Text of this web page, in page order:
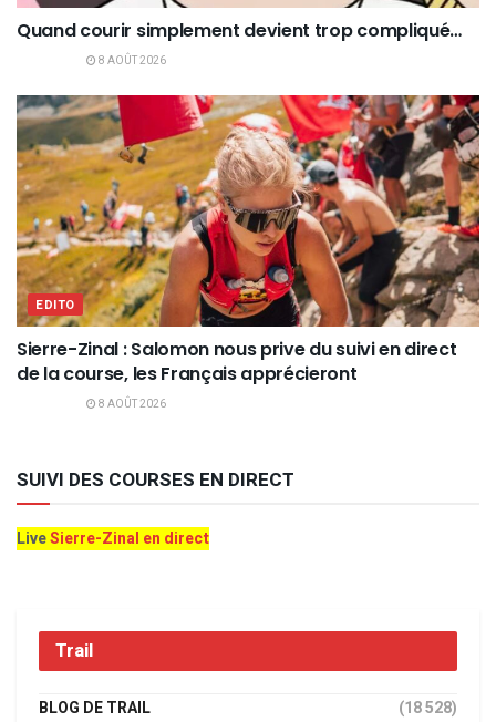
Quand courir simplement devient trop compliqué…
8 AOÛT 2026
EDITO
Sierre-Zinal : Salomon nous prive du suivi en direct
de la course, les Français apprécieront
8 AOÛT 2026
SUIVI DES COURSES EN DIRECT
LiveSierre-Zinal en direct
Trail
BLOG DE TRAIL (18 528)